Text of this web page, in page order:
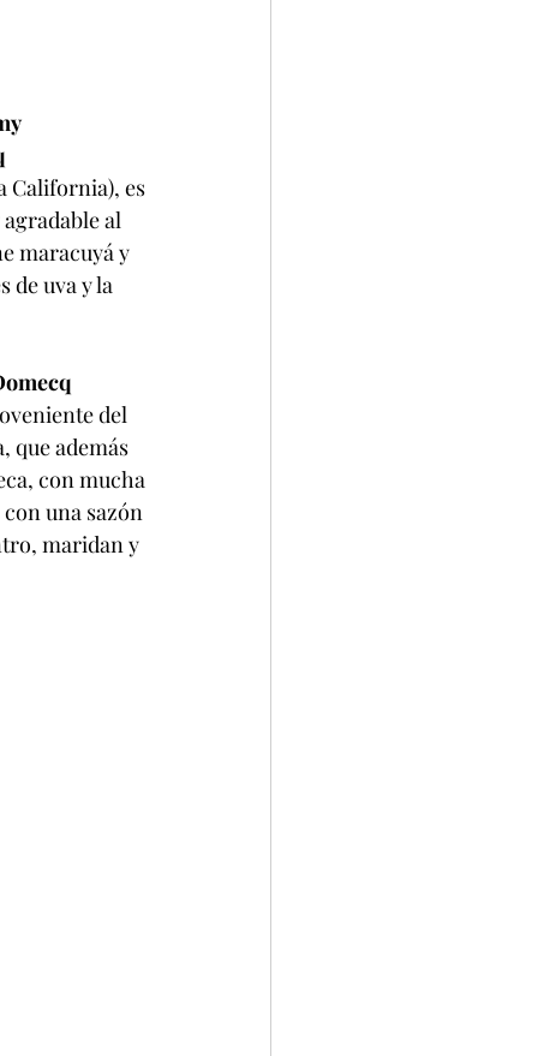
California), es
al
maracuyá y
de uva y la
del
que además
con mucha
una sazón
maridan y